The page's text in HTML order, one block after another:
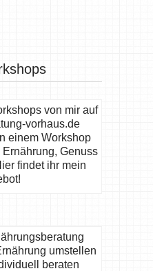
einem Workshop
Genuss
findet ihr mein
umstellen
beraten